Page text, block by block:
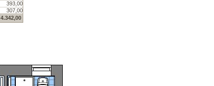
393,00
307,00
4.342,00